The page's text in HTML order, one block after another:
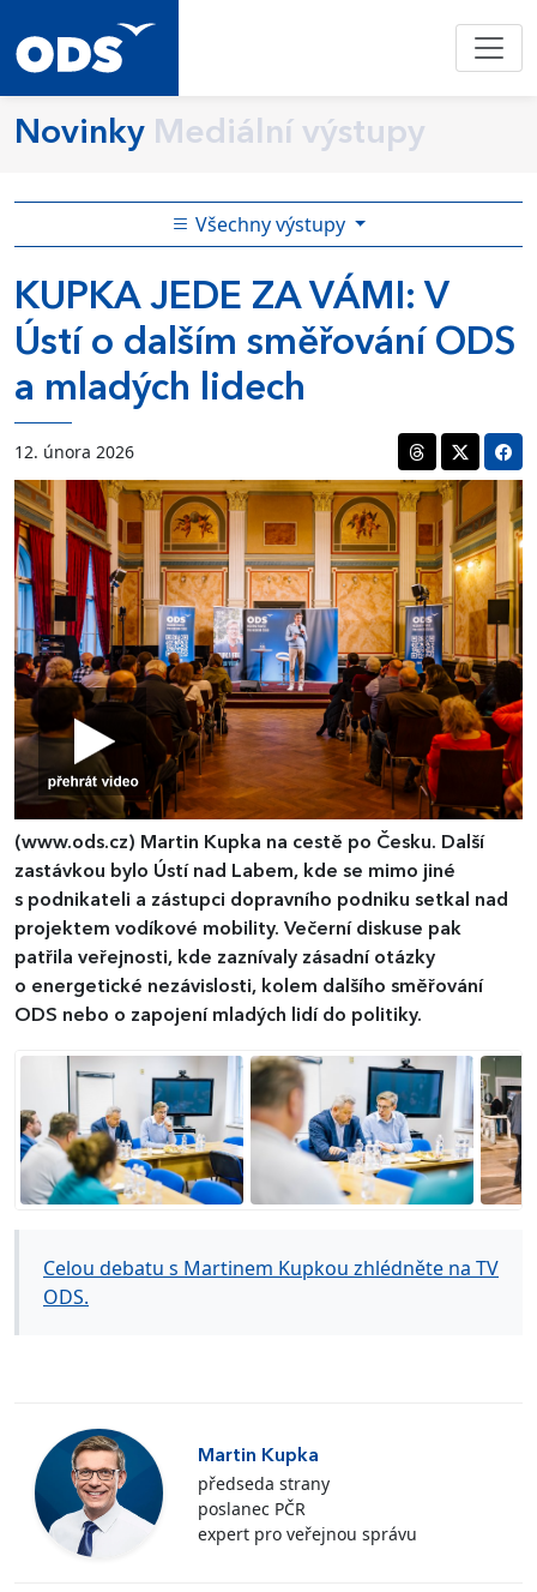
Novinky Mediální výstupy
Všechny výstupy
KUPKA JEDE ZA VÁMI: V
Ústí o dalším směřování ODS
a mladých lidech
12. února 2026
(www.ods.cz) Martin Kupka na cestě po Česku. Další
zastávkou bylo Ústí nad Labem, kde se mimo jiné
s podnikateli a zástupci dopravního podniku setkal nad
projektem vodíkové mobility. Večerní diskuse pak
patřila veřejnosti, kde zaznívaly zásadní otázky
o energetické nezávislosti, kolem dalšího směřování
ODS nebo o zapojení mladých lidí do politiky.
Celou debatu s Martinem Kupkou zhlédněte na TV
ODS.
Martin Kupka
předseda strany
poslanec PČR
expert pro veřejnou správu